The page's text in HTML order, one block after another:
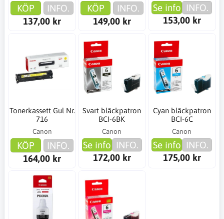
KÖP
INFO.
137,00 kr
KÖP
INFO.
149,00 kr
Se info INFO.
153,00 kr
Tonerkassett Gul Nr.
716
Canon
KÖP
INFO.
164,00 kr
Svart bläckpatron
BCI-6BK
Canon
Se info INFO.
172,00 kr
Cyan bläckpatron
BCI-6C
Canon
Se info INFO.
175,00 kr